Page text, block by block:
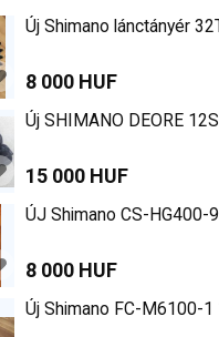
Új Shimano lánctányér
8 000 HUF
Új SHIMANO DEORE
15 000 HUF
ÚJ Shimano CS-
8 000 HUF
Új Shimano FC-M6100-